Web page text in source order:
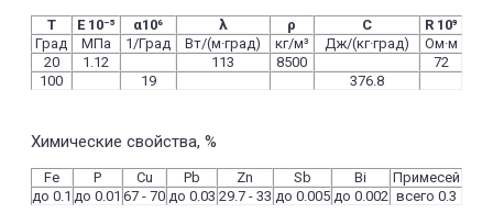
T E 10⁻⁵ α10⁶ λ ρ C
R 10⁹
Град
МПа 1/Град Вт/(м·град) кг/м³ Дж/(кг·град)
Ом·м
20
1.12 113 8500
72
100
19 376.8
Химические свойства, %
Fe P Cu Pb Zn Sb Bi
Примесей
до 0.1 до 0.01 67 - 70 до 0.03 29.7 - 33 до 0.005 до 0.002 всего 0.3